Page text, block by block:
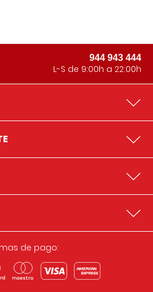
944 943 444
L-S de 9:00h a 22:00h
de pago: